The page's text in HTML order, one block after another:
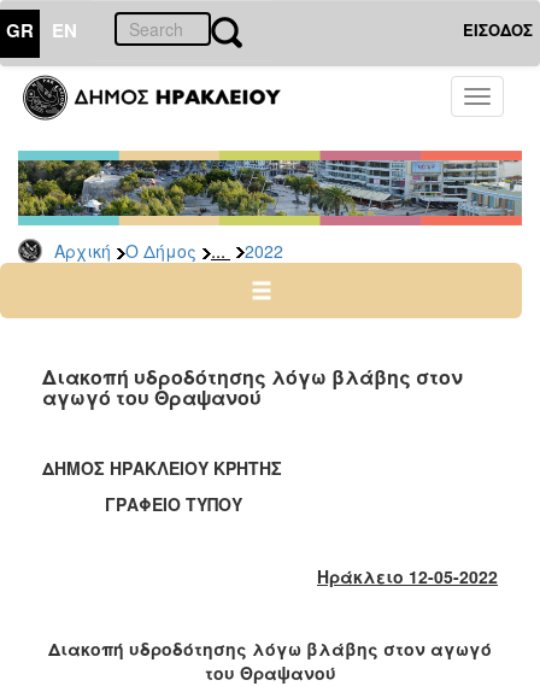
GR EN ΕΙΣΟΔΟΣ
Toggle
Αρχική Ο Δήμος ... 2022
ΔΗΜΟΣ
Δελτία
Τύπου
Αρχείο
2026
2024
2022
2020
2019
2015
Διακοπή υδροδότησης λόγω βλάβης στον
αγωγό του Θραψανού
ΔΗΜΟΣ ΗΡΑΚΛΕΙΟΥ ΚΡΗΤΗΣ
ΓΡΑΦΕΙΟ ΤΥΠΟΥ
Ηράκλειο 12-05-2022
Διακοπή υδροδότησης λόγω βλάβης στον αγωγό
του Θραψανού